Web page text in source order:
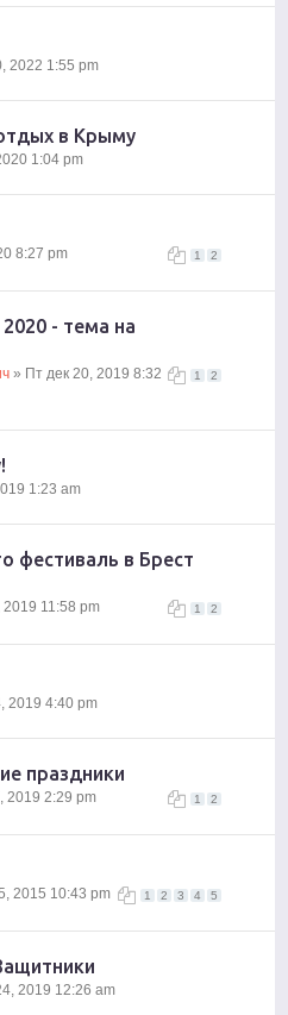
2022 1:55 pm
в Крыму
1:04 pm
1 2
8:27 pm
- тема на
1 2
» Пт дек 20, 2019 8:32
1:23 am
фестиваль в Брест
1 2
11:58 pm
2019 4:40 pm
праздники
1 2
2019 2:29 pm
1 2 3 4 5
2015 10:43 pm
2019 12:26 am